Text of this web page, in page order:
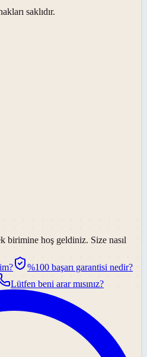
saklıdır.
birimine hoş geldiniz. Size nasıl
%100 başarı garantisi nedir?
Lütfen beni arar mısınız?